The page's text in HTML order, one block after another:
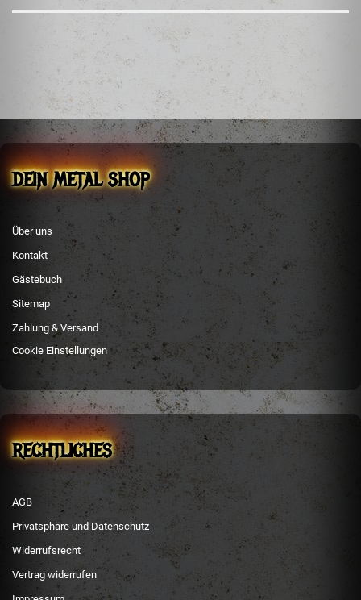
Steffen Boehm
Tel.: +49 (0) 3761 8889185
info@high-roller-records.de
DEIN METAL SHOP
Über uns
Kontakt
Gästebuch
Sitemap
Zahlung & Versand
Cookie Einstellungen
RECHTLICHES
AGB
Privatsphäre und Datenschutz
Widerrufsrecht
Vertrag widerrufen